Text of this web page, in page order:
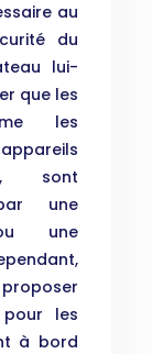
au
du
lui-
que les
les
sont
une
une
les
à bord